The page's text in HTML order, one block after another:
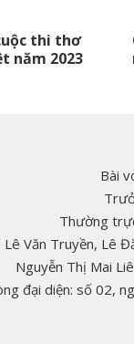
thi thơ
năm 2023
Bài
Thường
Văn Truyền, Lê
Nguyễn Thị Mai
đại diện: số 02,